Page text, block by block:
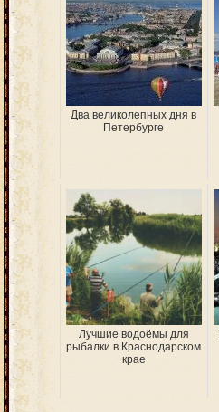
Два великолепных дня в
Петербурге
Лучшие водоёмы для
рыбалки в Краснодарском
крае